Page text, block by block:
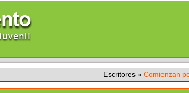
Escritores » Comienzan